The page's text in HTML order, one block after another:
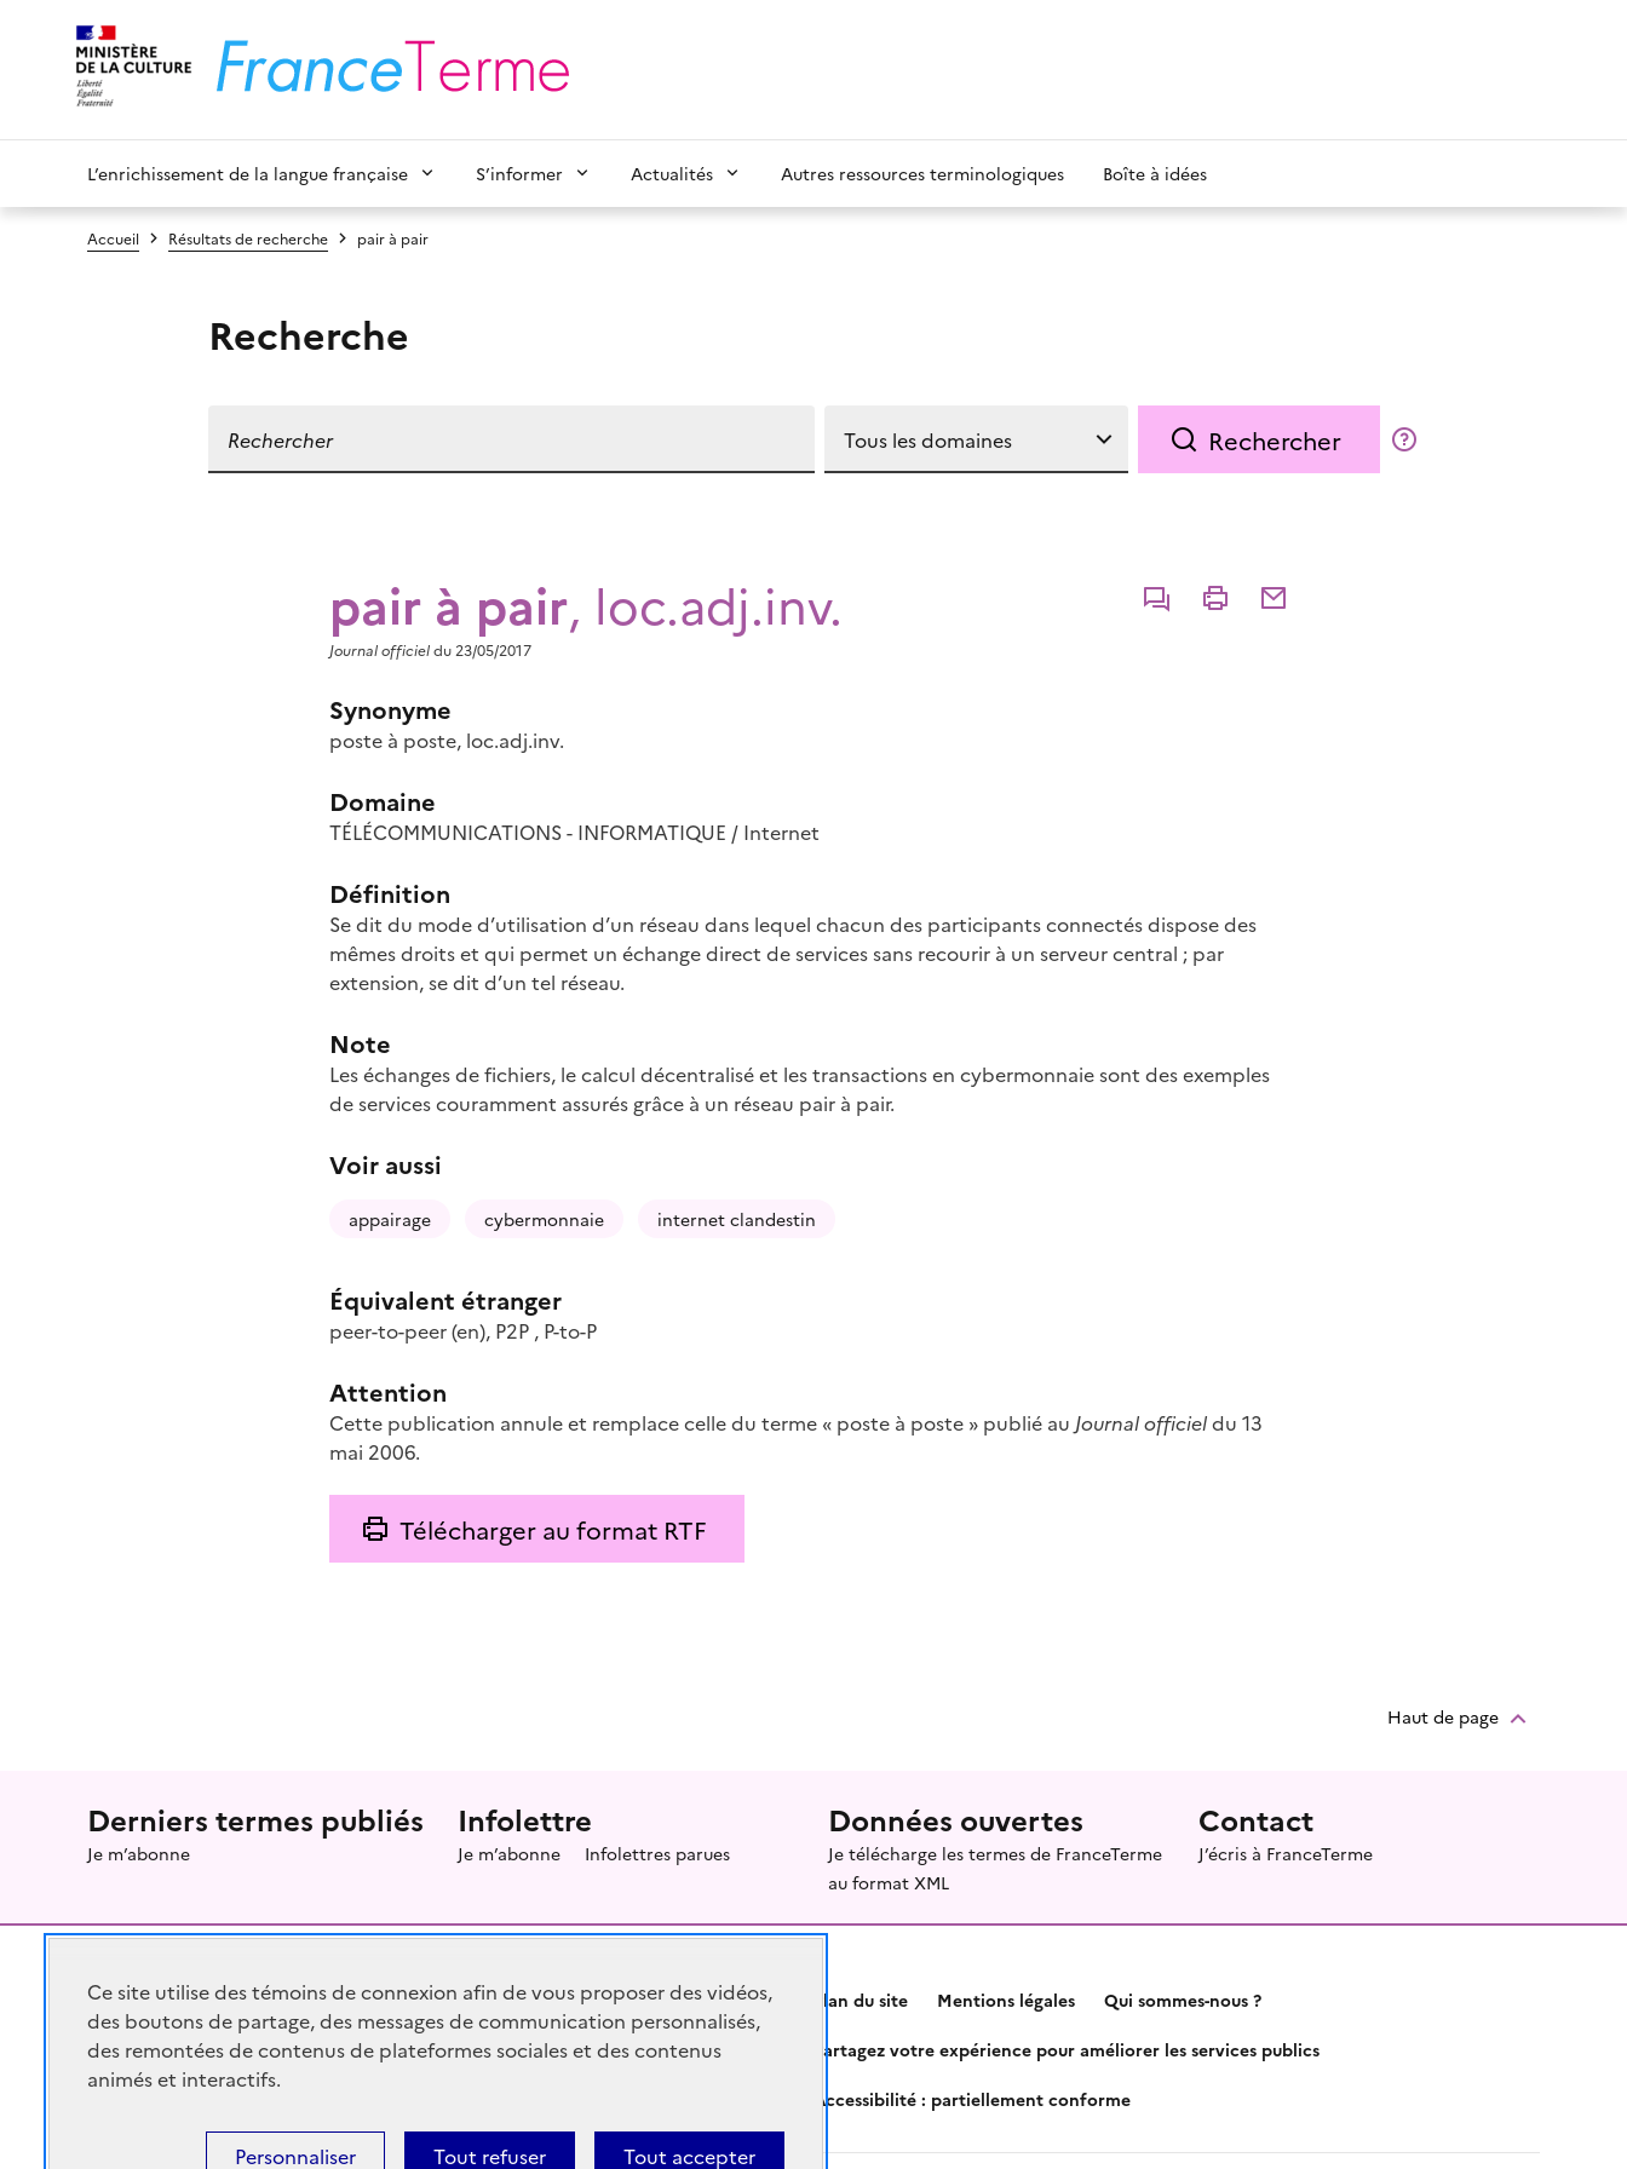
L’enrichissement de la langue française S’informer Actualités Autres ressources terminologiques Boîte à idées
Accueil Résultats de recherche pair à pair
Recherche
Rechercher
pair à pair, loc.adj.inv. CommenterImprimerPartager par courriel
Journal officieldu 23/05/2017
Synonyme
poste à poste, loc.adj.inv.
Domaine
TÉLÉCOMMUNICATIONS - INFORMATIQUE / Internet
Définition
Se dit du mode d’utilisation d’un réseau dans lequel chacun des participants connectés dispose des
mêmes droits et qui permet un échange direct de services sans recourir à un serveur central ; par
extension, se dit d’un tel réseau.
Note
Les échanges de fichiers, le calcul décentralisé et les transactions en cybermonnaie sont des exemples
de services couramment assurés grâce à un réseau pair à pair.
Voir aussi
appairage cybermonnaie internet clandestin
Équivalent étranger
peer-to-peer(en), P2P , P-to-P
Attention
Cette publication annule et remplace celle du terme « poste à poste » publié au Journal officieldu 13
mai 2006.
Télécharger au format RTF
Haut de page
Menu prefooter
Derniers termes publiés
Je m’abonne
Infolettre
Je m’abonne Infolettres parues
Données ouvertes
Je télécharge les termes de FranceTerme
au format XML
Contact
J’écris à FranceTerme
RÉPUBLIQUE
FRANÇAISE
Plan du site Mentions légales Qui sommes-nous ?
Partagez votre expérience pour améliorer les services publics
Accessibilité : partiellement conforme
Ce site utilise des témoins de connexion afin de vous proposer des vidéos,
des boutons de partage, des messages de communication personnalisés,
des remontées de contenus de plateformes sociales et des contenus
animés et interactifs.
Tout accepter
Tout refuser
Personnaliser